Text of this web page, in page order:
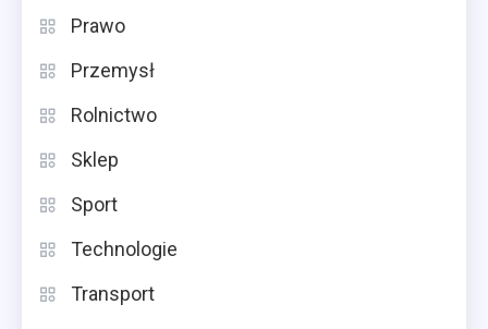
Prawo
Przemysł
Rolnictwo
Sklep
Sport
Technologie
Transport